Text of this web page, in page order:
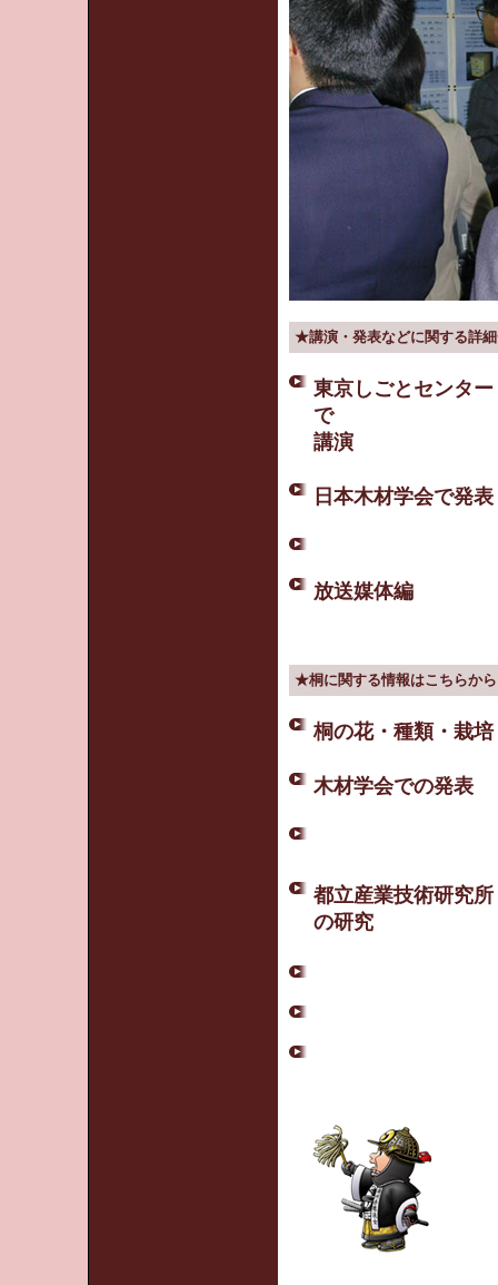
★講演・発表などに関する詳
東京しごとセンター
で
講演
日本木材学会で発表
放送媒体編
★桐に関する情報はこちらか
桐の花・種類・栽培
木材学会での発表
都立産業技術研究所
の研究